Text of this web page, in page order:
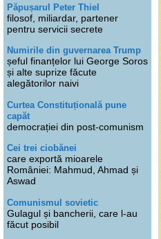
Păpușarul Peter Thiel
filosof, miliardar, partener
pentru servicii secrete
Numirile din guvernarea Trump
șeful finanțelor lui George Soros
și alte suprize făcute
alegătorilor naivi
Curtea Constituțională pune
capăt
democrației din post-comunism
Cei trei ciobănei
care exportă mioarele
României: Mahmud, Ahmad și
Aswad
Comunismul sovietic
Gulagul și bancherii, care l-au
făcut posibil